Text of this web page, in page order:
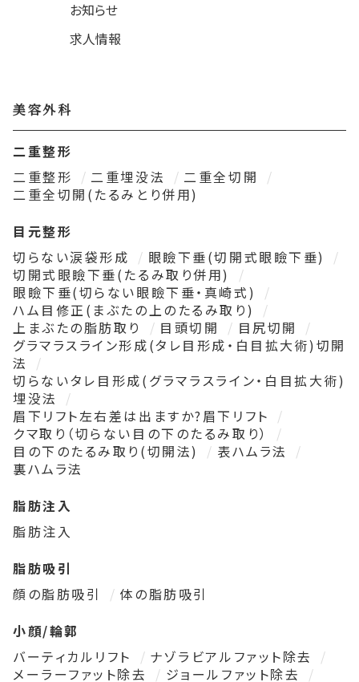
お知らせ
求人情報
美容外科
二重整形
二重整形
二重埋没法
二重全切開
二重全切開(たるみとり併用)
目元整形
切らない涙袋形成
眼瞼下垂(切開式眼瞼下垂)
切開式眼瞼下垂(たるみ取り併用)
眼瞼下垂(切らない眼瞼下垂・真崎式)
ハム目修正(まぶたの上のたるみ取り)
上まぶたの脂肪取り
目頭切開
目尻切開
グラマラスライン形成(タレ目形成・白目拡大術)切開
法
切らないタレ目形成(グラマラスライン・白目拡大術)
埋没法
眉下リフト左右差は出ますか?眉下リフト
クマ取り（切らない目の下のたるみ取り）
目の下のたるみ取り(切開法)
表ハムラ法
裏ハムラ法
脂肪注入
脂肪注入
脂肪吸引
顔の脂肪吸引
体の脂肪吸引
小顔/輪郭
バーティカルリフト
ナゾラビアルファット除去
メーラーファット除去
ジョールファット除去